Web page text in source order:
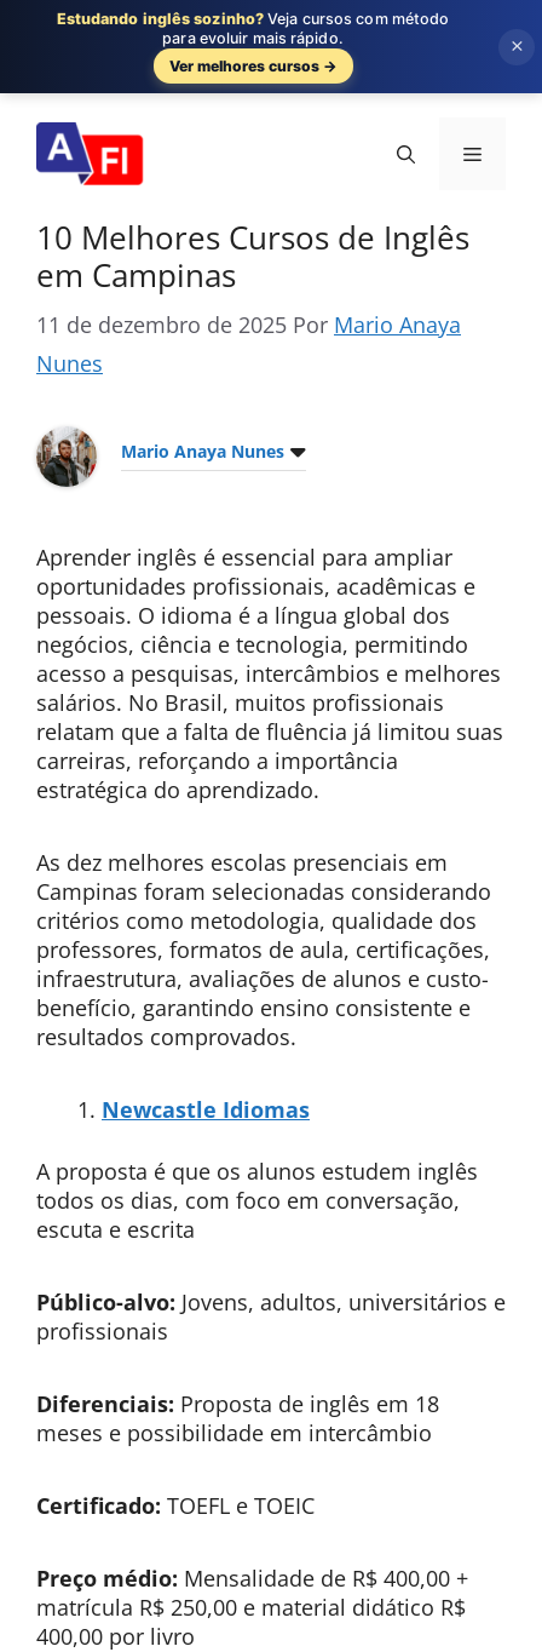
para
conteúdo
Menu
10 Melhores Cursos de Inglês
em Campinas
11 de dezembro de 2025 Por Mario Anaya
Nunes
Mario Anaya Nunes
Aprender inglês é essencial para ampliar
oportunidades profissionais, acadêmicas e
pessoais. O idioma é a língua global dos
negócios, ciência e tecnologia, permitindo
acesso a pesquisas, intercâmbios e melhores
salários. No Brasil, muitos profissionais
relatam que a falta de fluência já limitou suas
carreiras, reforçando a importância
estratégica do aprendizado.
As dez melhores escolas presenciais em
Campinas foram selecionadas considerando
critérios como metodologia, qualidade dos
professores, formatos de aula, certificações,
infraestrutura, avaliações de alunos e custo-
benefício, garantindo ensino consistente e
resultados comprovados.
Newcastle Idiomas
A proposta é que os alunos estudem inglês
todos os dias, com foco em conversação,
escuta e escrita
Público-alvo: Jovens, adultos, universitários e
profissionais
Diferenciais: Proposta de inglês em 18
meses e possibilidade em intercâmbio
Certificado: TOEFL e TOEIC
Preço médio: Mensalidade de R$ 400,00 +
matrícula R$ 250,00 e material didático R$
400,00 por livro
Estudando inglês sozinho? Veja cursos com método
para evoluir mais rápido.
Ver melhores cursos →
×